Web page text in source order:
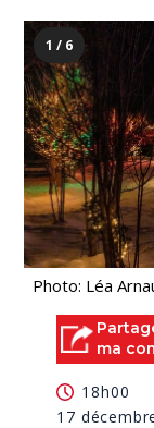
1 / 6
Photo: Léa
ma
18h00
17